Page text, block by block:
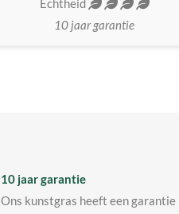
Echtheid
10 jaar garantie
10 jaar garantie
Ons kunstgras heeft een garantie